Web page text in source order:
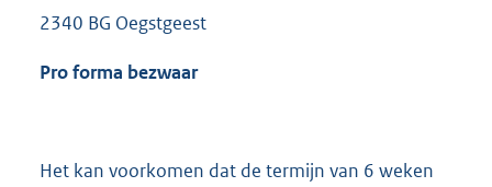
2340 BG Oegstgeest
Pro forma bezwaar
Het kan voorkomen dat de termijn van 6 weken